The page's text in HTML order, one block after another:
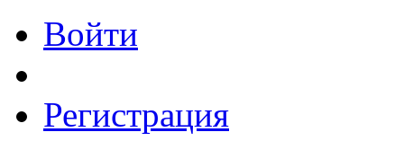
Войти
Регистрация